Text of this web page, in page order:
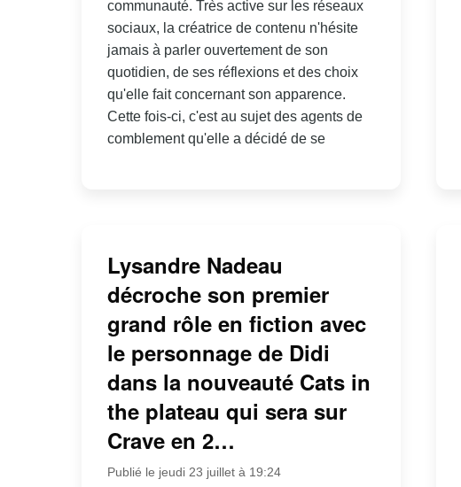
communauté. Très active sur les réseaux
sociaux, la créatrice de contenu n'hésite
jamais à parler ouvertement de son
quotidien, de ses réflexions et des choix
qu'elle fait concernant son apparence.
Cette fois-ci, c'est au sujet des agents de
comblement qu'elle a décidé de se
Lysandre Nadeau
décroche son premier
grand rôle en fiction avec
le personnage de Didi
dans la nouveauté Cats in
the plateau qui sera sur
Crave en 2…
Publié le jeudi 23 juillet à 19:24